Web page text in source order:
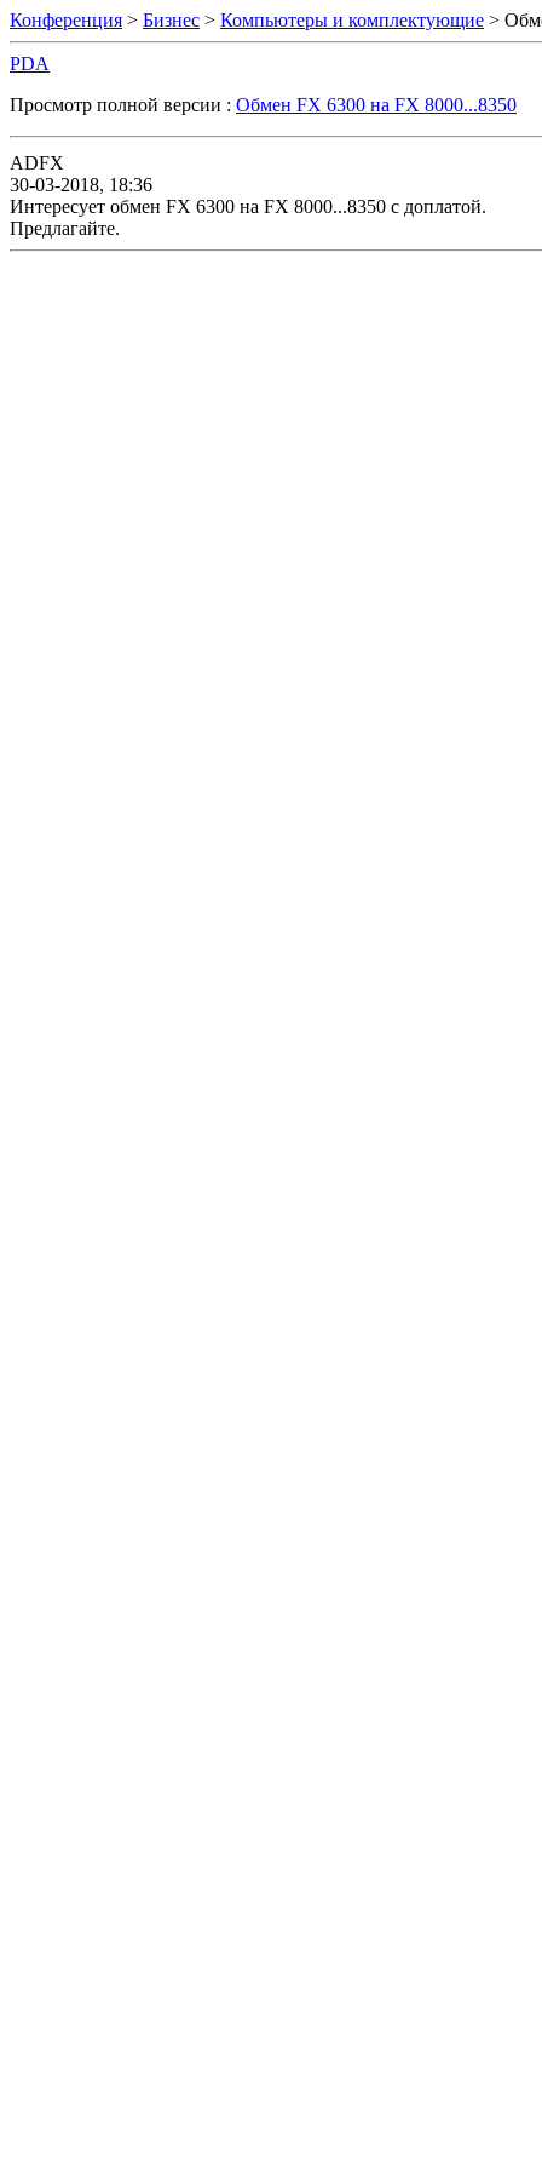
Конференция > Бизнес > Компьютеры и комплектующие >
PDA
Просмотр полной версии : Обмен FX 6300 на FX 8000...8350
ADFX
30-03-2018, 18:36
Интересует обмен FX 6300 на FX 8000...8350 с доплатой.
Предлагайте.